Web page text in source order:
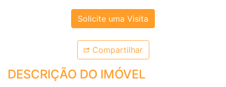
Solicite uma Visita
Compartilhar
DESCRIÇÃO DO IMÓVEL